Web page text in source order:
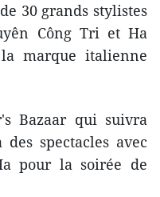
30 grands stylistes
Công Tri et Ha
marque italienne
Bazaar qui suivra
spectacles avec
pour la soirée de